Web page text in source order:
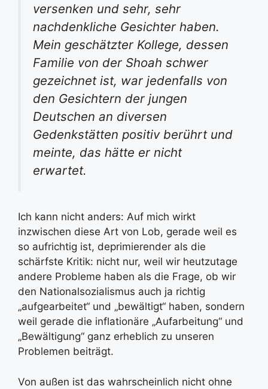
versenken und sehr, sehr
nachdenkliche Gesichter haben.
Mein geschätzter Kollege, dessen
Familie von der Shoah schwer
gezeichnet ist, war jedenfalls von
den Gesichtern der jungen
Deutschen an diversen
Gedenkstätten positiv berührt und
meinte, das hätte er nicht
erwartet.
Ich kann nicht anders: Auf mich wirkt
inzwischen diese Art von Lob, gerade weil es
so aufrichtig ist, deprimierender als die
schärfste Kritik: nicht nur, weil wir heutzutage
andere Probleme haben als die Frage, ob wir
den Nationalsozialismus auch ja richtig
„aufgearbeitet“ und „bewältigt“ haben, sondern
weil gerade die inflationäre „Aufarbeitung“ und
„Bewältigung“ ganz erheblich zu unseren
Problemen beiträgt.
Von außen ist das wahrscheinlich nicht ohne